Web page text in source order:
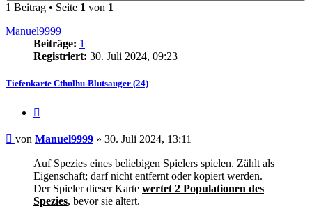
1 Beitrag • Seite 1 von 1
Manuel9999
Beiträge: 1
Registriert: 30. Juli 2024, 09:23
Tiefenkarte Cthulhu-Blutsauger (24)
Beitrag
von Manuel9999 » 30. Juli 2024, 13:11
Auf Spezies eines beliebigen Spielers spielen. Zählt als
Eigenschaft; darf nicht entfernt oder kopiert werden.
Der Spieler dieser Karte wertet 2 Populationen des
Spezies, bevor sie altert.